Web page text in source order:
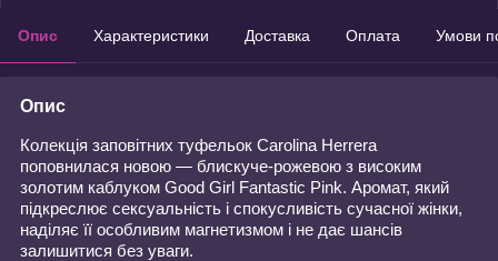
Опис Характеристики Доставка Оплата Умови
Опис
Колекція заповітних туфельок Carolina Herrera
поповнилася новою — блискуче-рожевою з високим
золотим каблуком Good Girl Fantastic Pink. Аромат, який
підкреслює сексуальність і спокусливість сучасної жінки,
наділяє її особливим магнетизмом і не дає шансів
залишитися без уваги.